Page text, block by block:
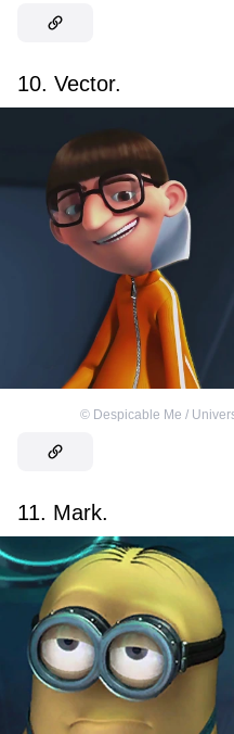
10. Vector.
© Despicable Me /
11. Mark.